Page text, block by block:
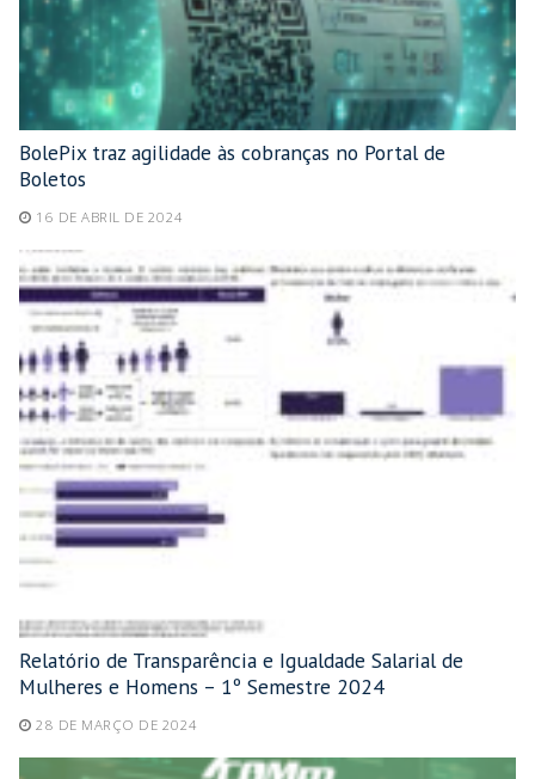
BolePix traz agilidade às cobranças no Portal de
Boletos
16 DE ABRIL DE 2024
Relatório de Transparência e Igualdade Salarial de
Mulheres e Homens – 1º Semestre 2024
28 DE MARÇO DE 2024